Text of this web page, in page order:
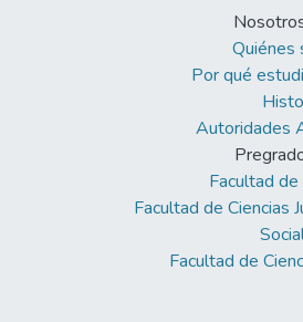
Quiénes
Por qué
Autoridades
Facultad de
Facultad de Ciencias
Facultad de